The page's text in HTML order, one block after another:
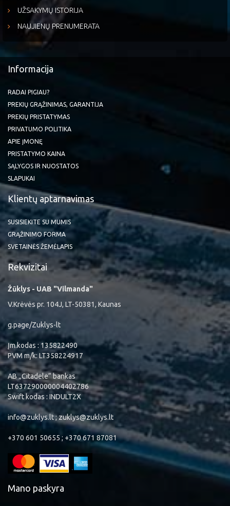
UŽSAKYMŲ ISTORIJA
NAUJIENŲ PRENUMERATA
Informacija
RADAI PIGIAU?
PREKIŲ GRĄŽINIMAS, GARANTIJA
PREKIŲ PRISTATYMAS
PRIVATUMO POLITIKA
APIE ĮMONĘ
PRISTATYMO KAINA
SĄLYGOS IR NUOSTATOS
SLAPUKAI
Klientų aptarnavimas
SUSISIEKITE SU MUMIS
GRĄŽINIMO FORMA
SVETAINĖS ŽEMĖLAPIS
Rekvizitai
Žūklys - UAB "Vilmanda"
V.Krėvės pr. 104J, LT-50381, Kaunas
g.page/Zuklys-lt
Įm.kodas : 135822490
PVM m/k: LT358224917
AB „Citadele“ bankas
LT637290000004402786
Swift kodas : INDULT2X
info@zuklys.lt ; zuklys@zuklys.lt
+370 601 50655 ; +370 671 87081
Mano paskyra